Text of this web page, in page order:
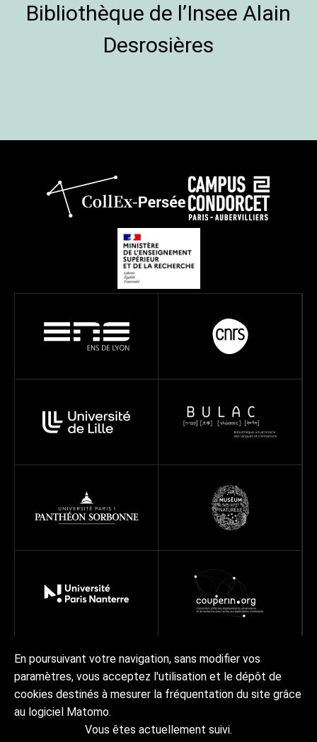
Bibliothèque de l’Insee Alain
Desrosières
Réseau Projets Ressources À propos
Actualités | AgendaContact Collex-Persée
En poursuivant votre navigation, sans modifier vos
paramètres, vous acceptez l'utilisation et le dépôt de
cookies destinés à mesurer la fréquentation du site grâce
au logiciel Matomo.
Vous êtes actuellement suivi.